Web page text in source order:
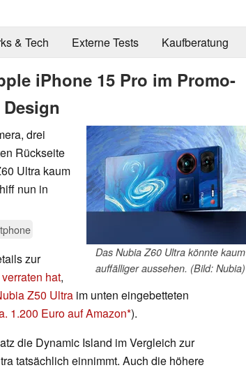
& Tech Externe Tests Kaufberatung
iPhone 15 Pro im Promo-
Das Nubia Z60 Ultra könnte kaum
auffälliger aussehen. (Bild: Nubia)
drei
Rückseite
Ultra kaum
nun in
zur
verraten hat,
Z50 Ultra im unten eingebetteten
1.200 Euro auf Amazon ).
die Dynamic Island im Vergleich zur
tatsächlich einnimmt. Auch die höhere